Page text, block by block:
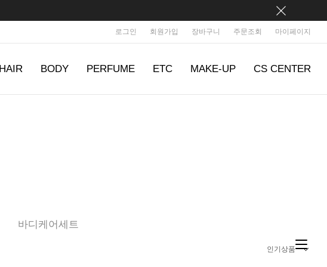
로그인 회원가입 장바구니 주문조회 마이페이지
HAIR BODY PERFUME ETC MAKE-UP CS CENTER
바디케어세트